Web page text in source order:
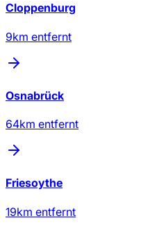
Cloppenburg
9km entfernt
Osnabrück
64km entfernt
Friesoythe
19km entfernt